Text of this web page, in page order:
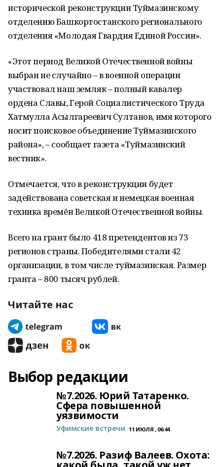
исторической реконструкции Туймазинскому
отделению Башкортостанского регионального
отделения «Молодая Гвардия Единой России».
«Этот период Великой Отечественной войны
выбран не случайно – в военной операции
участвовал наш земляк – полный кавалер
ордена Славы, Герой Социалистического Труда
Хатмулла Асылгареевич Султанов, имя которого
носит поисковое объединение Туймазинского
района», – сообщает газета «Туймазинский
вестник».
Отмечается, что в реконструкции будет
задействована советская и немецкая военная
техника времён Великой Отечественной войны.
Всего на грант было 418 претендентов из 73
регионов страны. Победителями стали 42
организации, в том числе туймазинская. Размер
гранта – 800 тысяч рублей.
Читайте нас
Выбор редакции
№7.2026. Юрий Татаренко.
Сфера повышенной
уязвимости
Уфимские встречи 11 ИЮЛЯ , 06:44
№7.2026. Разиф Валеев. Охота: